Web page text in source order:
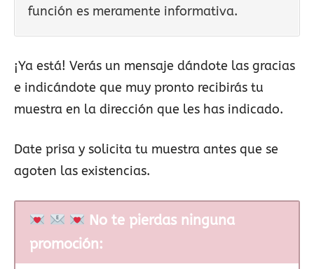
función es meramente informativa.
¡Ya está! Verás un mensaje dándote las gracias
e indicándote que muy pronto recibirás tu
muestra en la dirección que les has indicado.
Date prisa y solicita tu muestra antes que se
agoten las existencias.
No te pierdas ninguna
promoción: